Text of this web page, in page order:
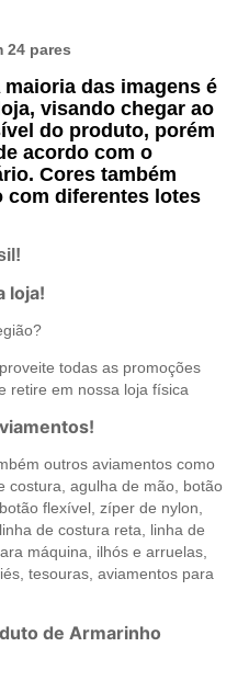
24 pares
das imagens é
visando chegar ao
do produto, porém
acordo com o
Cores também
com diferentes lotes
loja!
todas as promoções
retire em nossa loja física
outros aviamentos como
costura, agulha de mão, botão
flexível, zíper de nylon,
de costura reta, linha de
máquina, ilhós e arruelas,
tesouras, aviamentos para
de Armarinho